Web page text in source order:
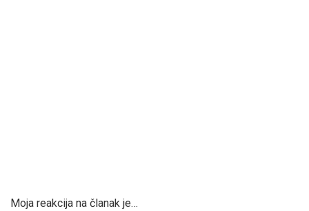
Moja reakcija na članak je…